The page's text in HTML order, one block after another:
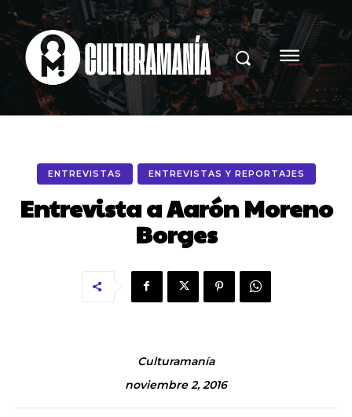
ENTREVISTAS ENTREVISTAS Y REPORTAJES
Entrevista a Aarón Moreno
Borges
Culturamanía
noviembre 2, 2016